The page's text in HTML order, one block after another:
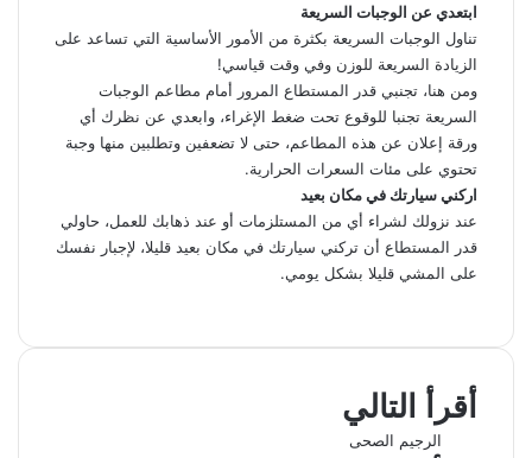
ابتعدي عن الوجبات السريعة
تناول الوجبات السريعة بكثرة من الأمور الأساسية التي تساعد على
الزيادة السريعة للوزن وفي وقت قياسي!
ومن هنا، تجنبي قدر المستطاع المرور أمام مطاعم الوجبات
السريعة تجنبا للوقوع تحت ضغط الإغراء، وابعدي عن نظرك أي
ورقة إعلان عن هذه المطاعم، حتى لا تضعفين وتطلبين منها وجبة
تحتوي على مئات السعرات الحرارية.
اركني سيارتك في مكان بعيد
عند نزولك لشراء أي من المستلزمات أو عند ذهابك للعمل، حاولي
قدر المستطاع أن تركني سيارتك في مكان بعيد قليلا، لإجبار نفسك
على المشي قليلا بشكل يومي.
س
و
ك
ن
د
إ
ت
ا
ب
ل
ا
ا
ة
ع
ا
أقرأ التالي
الرجيم الصحى